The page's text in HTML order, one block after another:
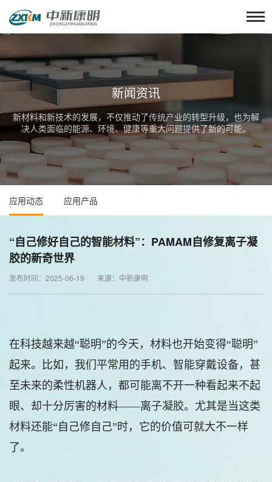
新闻资讯
新材料和新技术的发展，不仅推动了传统产业的转型升级，也为解
决人类面临的能源、环境、健康等重大问题提供了新的可能。
应用动态 应用产品
“自己修好自己的智能材料”：PAMAM自修复离子凝
胶的新奇世界
发布时间：2025-06-19 来源：中新康明
在科技越来越“聪明”的今天，材料也开始变得“聪明”
起来。比如，我们平常用的手机、智能穿戴设备，甚
至未来的柔性机器人，都可能离不开一种看起来不起
眼、却十分厉害的材料——离子凝胶。尤其是当这类
材料还能“自己修自己”时，它的价值可就大不一样
了。